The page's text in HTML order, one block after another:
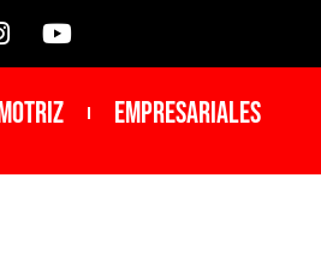
Empresariales